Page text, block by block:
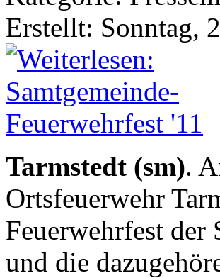
Erstellt: Sonntag,
Tarmstedt (sm).
Ortsfeuerwehr
Feuerwehrfest der
und die